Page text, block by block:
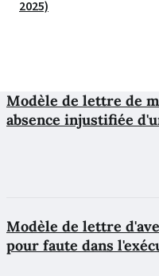
2025)
Modèle de lettre de
absence injustifiée
Modèle de lettre
pour faute dans